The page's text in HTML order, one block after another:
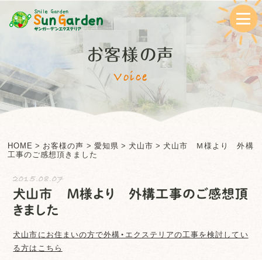
お客様の声
Voice
HOME > お客様の声 > 愛知県 > 犬山市 >犬山市 Ｍ様より 外構
工事のご感想頂きました
2015.08.07
犬山市 Ｍ様より 外構工事のご感想頂
きました
犬山市にお住まいの方で外構・エクステリアの工事を検討してい
る方はこちら